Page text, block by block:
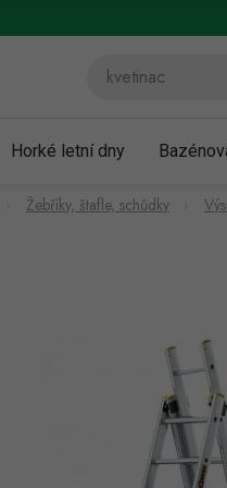
Horké letní dny
Žebříky, štafle, schůdky